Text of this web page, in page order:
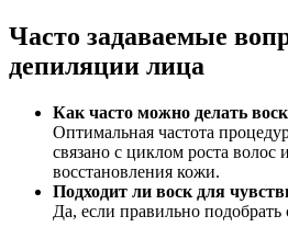
Часто задаваемые
депиляции лица
Как часто можно делать
Оптимальная частота
связано с циклом роста волос
восстановления кожи.
Подходит ли воск для
Да, если правильно подобрать